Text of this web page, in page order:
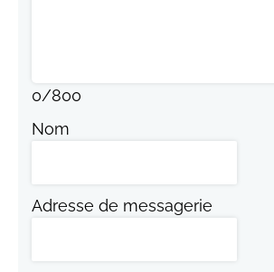
0/800
Nom
Adresse de messagerie